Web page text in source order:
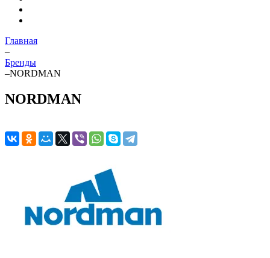
Главная
–
Бренды
–NORDMAN
NORDMAN